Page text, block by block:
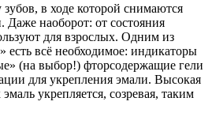
в ходе которой снимаются
наоборот: от состояния
для взрослых. Одним из
есть всё необходимое: индикаторы
(на выбор!) фторсодержащие гели
для укрепления эмали. Высокая
укрепляется, созревая, таким